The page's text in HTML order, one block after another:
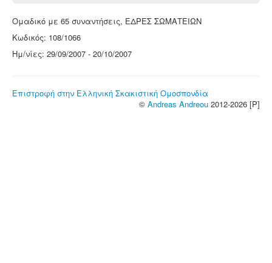
Ομαδικό με 65 συναντήσεις, ΕΔΡΕΣ ΣΩΜΑΤΕΙΩΝ
Κωδικός: 108/1066
Ημ/νίες: 29/09/2007 - 20/10/2007
Επιστροφή στην Ελληνική Σκακιστική Ομοσπονδία
© Andreas Andreou 2012-2026 [P]